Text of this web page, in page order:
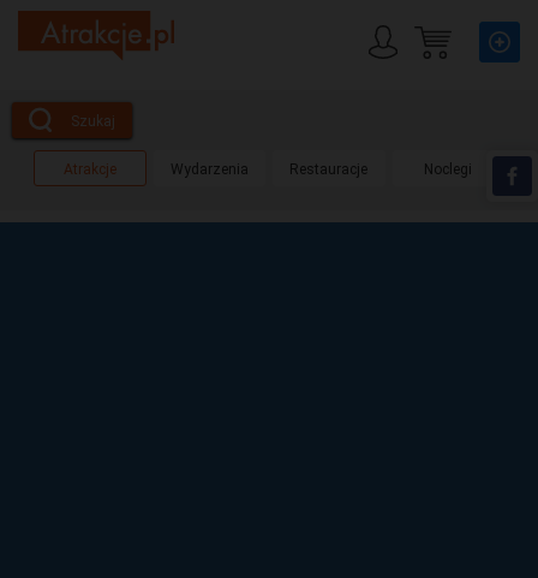
Szukaj
Atrakcje Wydarzenia Restauracje Noclegi